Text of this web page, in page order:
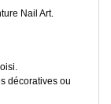
Nail Art.
décoratives ou